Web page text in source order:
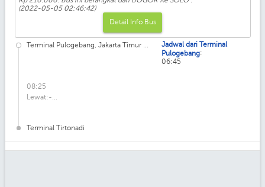
(2022-05-05 02:46:42)
Detail Info Bus
Terminal Pulogebang, Jakarta Timur ...
08:25
Lewat:-...
Terminal Tirtonadi
Jadwal dari Terminal
Pulogebang:
06:45